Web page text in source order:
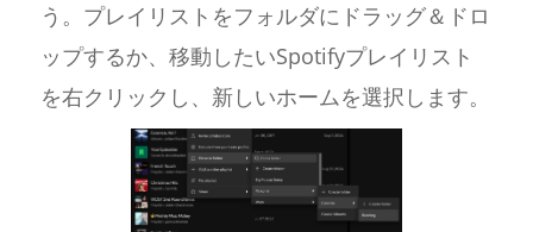
う。プレイリストをフォルダにドラッグ＆ドロ
ップするか、移動したいSpotifyプレイリスト
を右クリックし、新しいホームを選択します。